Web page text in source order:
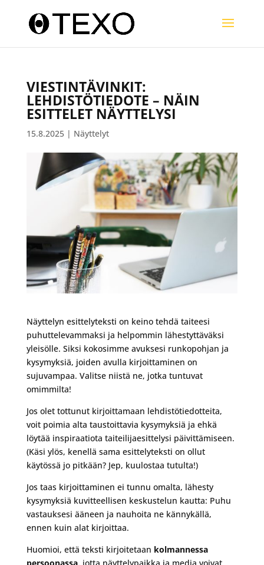
VIESTINTÄVINKIT:
LEHDISTÖTIEDOTE – NÄIN
ESITTELET NÄYTTELYSI
15.8.2025| Näyttelyt
Näyttelyn esittelyteksti on keino tehdä taiteesi
puhuttelevammaksi ja helpommin lähestyttäväksi
yleisölle. Siksi kokosimme avuksesi runkopohjan ja
kysymyksiä, joiden avulla kirjoittaminen on
sujuvampaa. Valitse niistä ne, jotka tuntuvat
omimmilta!
Jos olet tottunut kirjoittamaan lehdistötiedotteita,
voit poimia alta taustoittavia kysymyksiä ja ehkä
löytää inspiraatiota taiteilijaesittelysi päivittämiseen.
(Käsi ylös, kenellä sama esittelyteksti on ollut
käytössä jo pitkään? Jep, kuulostaa tutulta!)
Jos taas kirjoittaminen ei tunnu omalta, lähesty
kysymyksiä kuvitteellisen keskustelun kautta: Puhu
vastauksesi ääneen ja nauhoita ne kännykällä,
ennen kuin alat kirjoittaa.
Huomioi, että teksti kirjoitetaan kolmannessa